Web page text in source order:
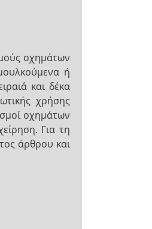
οχημάτων
ή
και δέκα
χρήσης
οχημάτων
Για τη
άρθρου και